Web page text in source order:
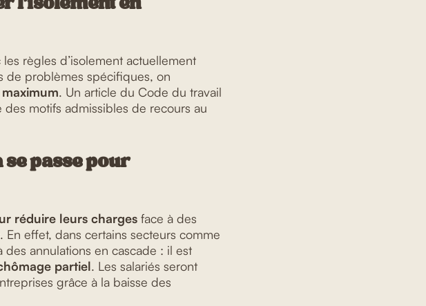
les règles d’isolement actuellement
de problèmes spécifiques, on
. Un article du Code du travail
motifs admissibles de recours au
passe pour
réduire leurs charges face à des
effet, dans certains secteurs comme
annulations en cascade : il est
partiel. Les salariés seront
grâce à la baisse des